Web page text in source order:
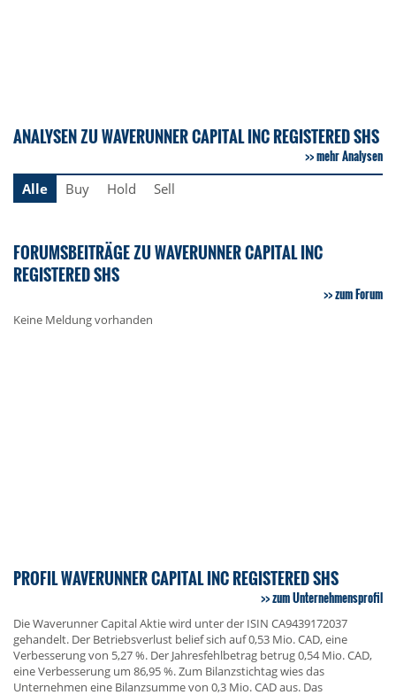
ANALYSEN ZU WAVERUNNER CAPITAL INC REGISTERED SHS
mehr Analysen
Alle
Buy Hold Sell
FORUMSBEITRÄGE ZU WAVERUNNER CAPITAL INC
REGISTERED SHS
zum Forum
Keine Meldung vorhanden
PROFIL WAVERUNNER CAPITAL INC REGISTERED SHS
zum Unternehmensprofil
Die Waverunner Capital Aktie wird unter der ISIN CA9439172037
gehandelt. Der Betriebsverlust belief sich auf 0,53 Mio. CAD, eine
Verbesserung von 5,27 %. Der Jahresfehlbetrag betrug 0,54 Mio. CAD,
eine Verbesserung um 86,95 %. Zum Bilanzstichtag wies das
Unternehmen eine Bilanzsumme von 0,3 Mio. CAD aus. Das